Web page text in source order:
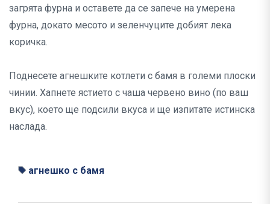
загрята фурна и оставете да се запече на умерена
фурна, докато месото и зеленчуците добият лека
коричка.
Поднесете агнешките котлети с бамя в големи плоски
чинии. Хапнете ястието с чаша червено вино (по ваш
вкус), което ще подсили вкуса и ще изпитате истинска
наслада.
агнешко с бамя